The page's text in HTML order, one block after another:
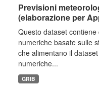
Previsioni
(elaborazione per
Questo dataset
numeriche basate sulle
che alimentano il
numeriche...
GRIB